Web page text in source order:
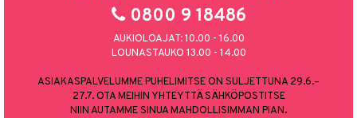
0800 9 18486
AUKIOLOAJAT: 10.00 - 16.00
LOUNASTAUKO 13.00 - 14.00
ASIAKASPALVELUMME PUHELIMITSE ON SULJETTUNA 29.6.–
27.7. OTA MEIHIN YHTEYTTÄ SÄHKÖPOSTITSE
NIIN AUTAMME SINUA MAHDOLLISIMMAN PIAN.